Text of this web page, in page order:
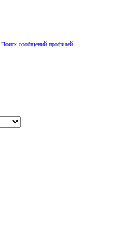
Поиск сообщений профилей